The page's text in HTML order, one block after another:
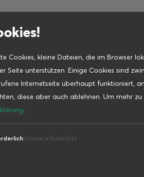
Themen:
Cookies, kleine Dateien, die im Browser
Seite unterstützen. Einige Cookies sind
Internetseite überhaupt funktioniert,
diese aber auch ablehnen. Um mehr zu
.
(immer erforderlich)